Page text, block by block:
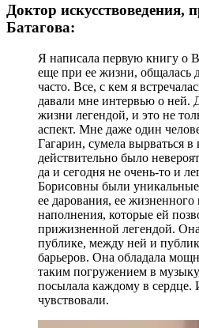
Доктор искусствоведения,
Батагова:
Я написала первую книгу о
еще при ее жизни, общалась
часто. Все, с кем я
давали мне интервью о ней.
жизни легендой, и это не
аспект. Мне даже один
Гагарин, сумела вырваться
действительно было
да и сегодня не очень-то и
Борисовны были уникальные
ее дарования, ее
наполнения, которые ей
прижизненной легендой. Она
публике, между ней и
барьеров. Она обладала
таким погружением в
посылала каждому в сердце.
чувствовали.